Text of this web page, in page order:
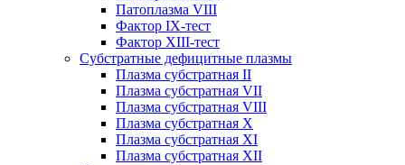
Патоплазма VIII
Фактор IX-тест
Фактор XIII-тест
Субстратные дефицитные плазмы
Плазма субстратная II
Плазма субстратная VII
Плазма субстратная VIII
Плазма субстратная X
Плазма субстратная XI
Плазма субстратная XII